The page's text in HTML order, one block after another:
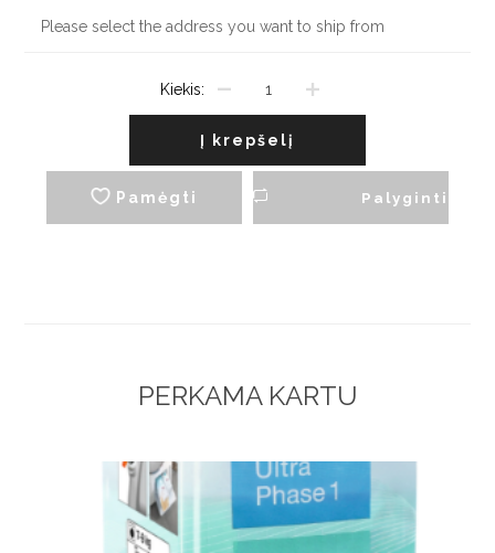
Please select the address you want to ship from
Kiekis:
Pamėgti
Į krepšelį
Palyginti
PERKAMA KARTU